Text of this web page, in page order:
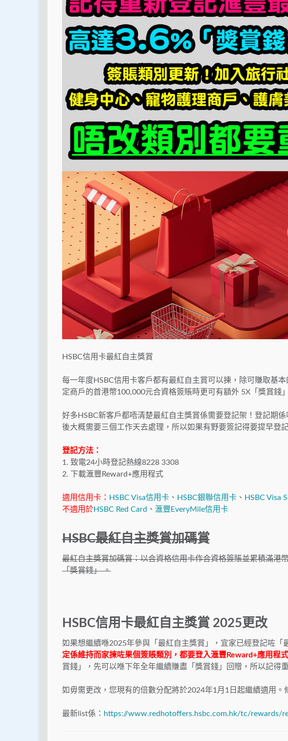
HSBC信用卡最紅自主獎賞
每一年度HSBC信用卡客戶都有最紅自主賞可以揀，除可賺取基
定商戶的首港幣100,000元合資格簽賬時更可有額外 5X「獎賞錢」
好多HSBC新客戶都唔清楚最紅自主獎賞係需要登記架！登記期
後大概需要三個工作天去處理，所以如果有野要簽記得要提早登
登記方法：
1. 致電24小時登記熱線8228 3308
2. 下載滙豐Reward+應用程式
適用信用卡： HSBC Visa信用卡 、 HSBC銀聯信用卡 、 HSBC Visa
不適用於HSBC Red Card 、 滙豐EveryMile信用卡
HSBC最紅自主獎賞加碼賞
最紅自主獎賞加碼賞：以合資格信用卡作合資格簽賬並累積滿港
「獎賞錢」 。
HSBC信用卡最紅自主獎賞 2025更改
如果想繼續喺2025年參與「最紅自主獎賞」，宜家已經登記咗「
定係維持而家揀咗果個簽賬類別，都要登入滙豐Reward+應用程
賞錢」，先可以喺下年全年繼續賺盡「獎賞錢」回贈，所以記得
如毋需更改，您現有的倍數分配將於2024年1月1日起繼續適用。
最新list係： https://www.redhotoffers.hsbc.com.hk/tc/rewards/